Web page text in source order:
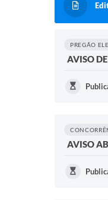
PREGÃO
AVISO
AVISO